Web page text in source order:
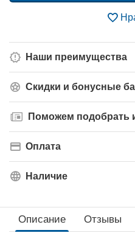
Наши преимущества
Скидки и бонусные
Поможем подобрать
Оплата
Наличие
Описание Отзывы